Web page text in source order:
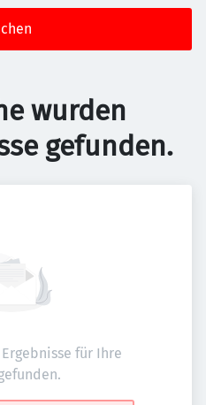
wurden
gefunden.
für Ihre